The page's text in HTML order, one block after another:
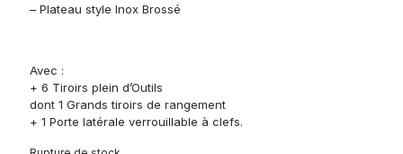
– Plateau style Inox Brossé
Avec :
+ 6 Tiroirs plein d’Outils
dont 1 Grands tiroirs de rangement
+ 1 Porte latérale verrouillable à clefs.